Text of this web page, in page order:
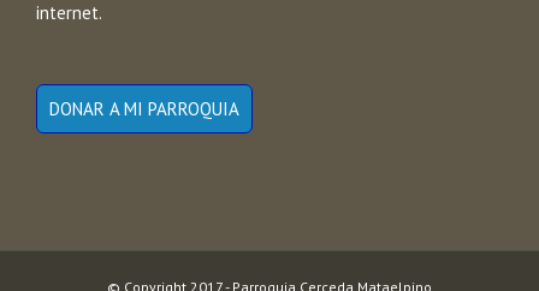
internet.
DONAR A MI PARROQUIA
© Copyright 2017 - Parroquia Cerceda Mataelpino